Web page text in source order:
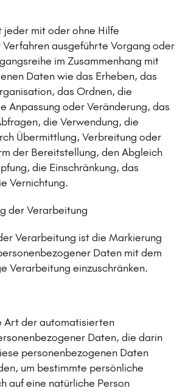
jeder mit oder ohne Hilfe
ausgeführte Vorgang oder
im Zusammenhang mit
Daten wie das Erheben, das
das Ordnen, die
Anpassung oder Veränderung, das
die Verwendung, die
Übermittlung, Verbreitung oder
der Bereitstellung, den Abgleich
die Einschränkung, das
Vernichtung.
der Verarbeitung
Verarbeitung ist die Markierung
Daten mit dem
Verarbeitung einzuschränken.
Art der automatisierten
Daten, die darin
personenbezogenen Daten
um bestimmte persönliche
auf eine natürliche Person